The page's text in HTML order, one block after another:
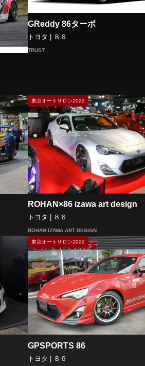
GReddy 86ターボ
トヨタ | ８６
TRUST
東京オートサロン2022
ROHAN×86 izawa art design
トヨタ | ８６
ROHAN IZAWA ART DESIGN
東京オートサロン2022
GPSPORTS 86
トヨタ | ８６